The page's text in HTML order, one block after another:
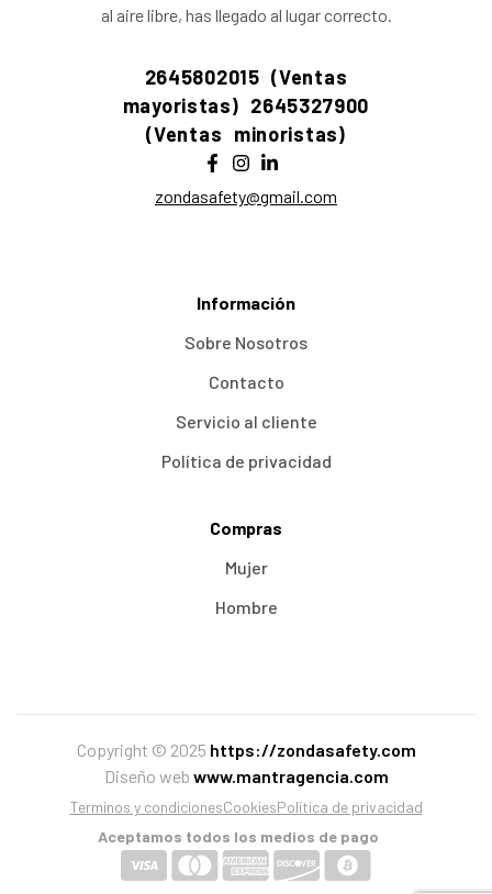
al aire libre, has llegado al lugar correcto.
2645802015 (Ventas
mayoristas) 2645327900
(Ventas minoristas)
zondasafety@gmail.com
Información
Sobre Nosotros
Contacto
Servicio al cliente
Política de privacidad
Compras
Mujer
Hombre
Copyright © 2025 https://zondasafety.com
Diseño web www.mantragencia.com
Terminos y condicionesCookiesPolítica de privacidad
Aceptamos todos los medios de pago